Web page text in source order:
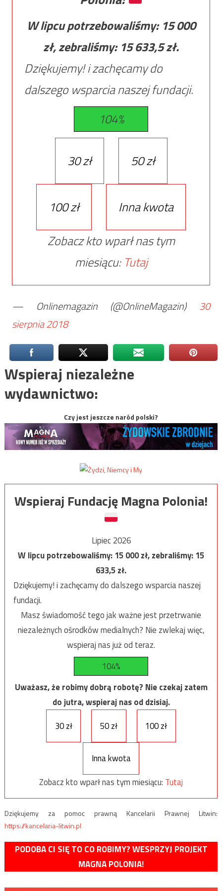
W lipcu potrzebowaliśmy: 15 000
zł, zebraliśmy: 15 633,5zł.
Dziękujemy! i zachęcamy do
dalszego wsparcia naszej fundacji.
104%
30 zł 50 zł
100 zł
Inna kwota
Zobacz kto wparł nas tym
miesiącu: Tutaj
— Onlinemagazin (@OnlineMagazin) 30
sierpnia 2018
Wspieraj niezależne
wydawnictwo:
Czy jest jeszcze naród polski?
Wspieraj Fundację Magna Polonia!
Lipiec 2026
W lipcu potrzebowaliśmy:15 000zł, zebraliśmy:15
633,5zł.
Dziękujemy! i zachęcamy do dalszego wsparcia naszej
fundacji.
Masz świadomość tego jak ważne jest przetrwanie
niezależnych ośrodków medialnych? Nie zwlekaj więc,
wspieraj nas już od teraz.
104%
Uważasz, że robimy dobrą robotę? Nie czekaj zatem
do jutra, wspieraj nas od dzisiaj.
30 zł
50 zł 100 zł
Inna kwota
Zobacz kto wparł nas tym miesiącu: Tutaj
Dziękujemy za pomoc prawną Kancelarii Prawnej Litwin:
https://kancelaria-litwin.pl
PODOBA CI SIĘ TO CO ROBIMY? WESPRZYJ PROJEKT
MAGNA POLONIA!